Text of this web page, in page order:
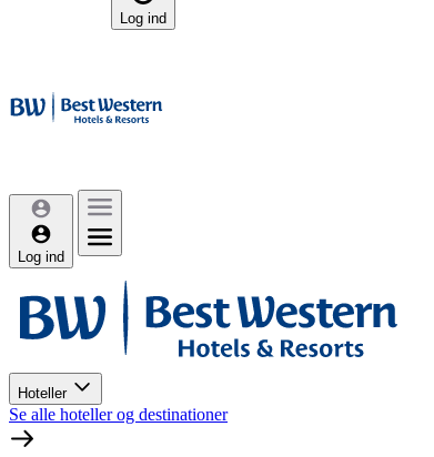
Log ind
Log ind
Hoteller
Se alle hoteller og destinationer